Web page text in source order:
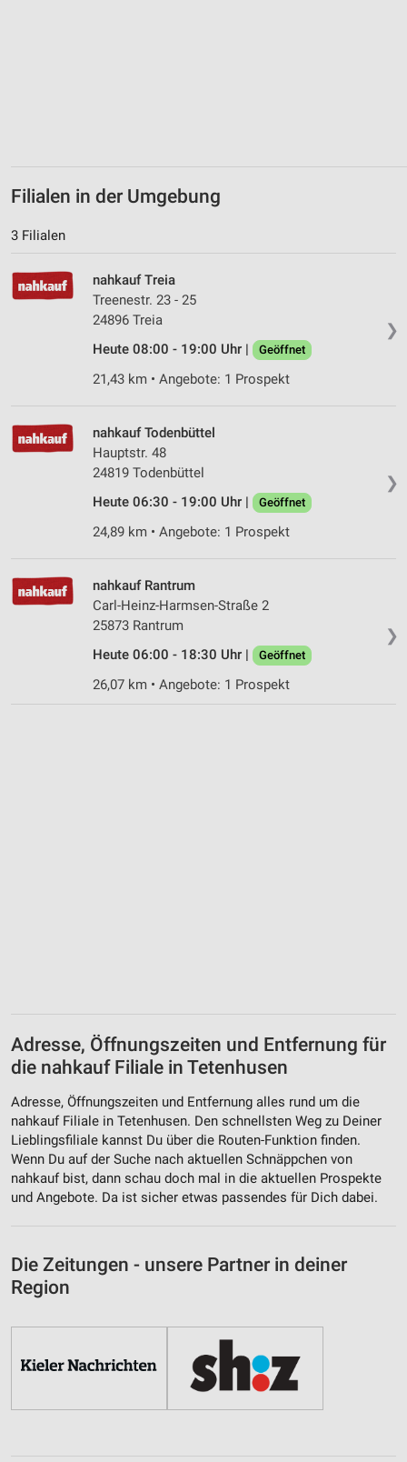
Filialen in der Umgebung
3 Filialen
❯
nahkauf Treia
Treenestr. 23 - 25
24896 Treia
Heute 08:00 - 19:00 Uhr |
Geöffnet
21,43 km • Angebote: 1 Prospekt
❯
nahkauf Todenbüttel
Hauptstr. 48
24819 Todenbüttel
Heute 06:30 - 19:00 Uhr |
Geöffnet
24,89 km • Angebote: 1 Prospekt
❯
nahkauf Rantrum
Carl-Heinz-Harmsen-Straße 2
25873 Rantrum
Heute 06:00 - 18:30 Uhr |
Geöffnet
26,07 km • Angebote: 1 Prospekt
Adresse, Öffnungszeiten und Entfernung für
die nahkauf Filiale in Tetenhusen
Adresse, Öffnungszeiten und Entfernung alles rund um die
nahkauf Filiale in Tetenhusen. Den schnellsten Weg zu Deiner
Lieblingsfiliale kannst Du über die Routen-Funktion finden.
Wenn Du auf der Suche nach aktuellen Schnäppchen von
nahkauf bist, dann schau doch mal in die aktuellen Prospekte
und Angebote. Da ist sicher etwas passendes für Dich dabei.
Die Zeitungen - unsere Partner in deiner
Region
Analyse von Zielgruppen durch Statistiken oder
Kombinationen von Daten aus verschiedenen
Verwendung reduzierter Daten zur Auswahl von
IAB-Besonderheiten:
Verwendung genauer Standortdaten
Informationen identifizieren
Nicht-IAB-Verarbeitungszwecke:
Werbung